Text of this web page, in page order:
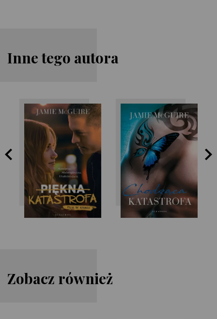
Inne tego autora
Jamie McGuire Jamie McGuire
Zobacz również